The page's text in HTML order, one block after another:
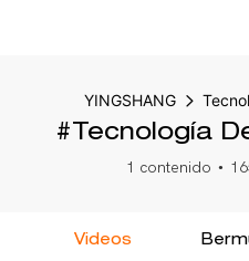
YINGSHANG
#Tecnología
1 contenido
Videos